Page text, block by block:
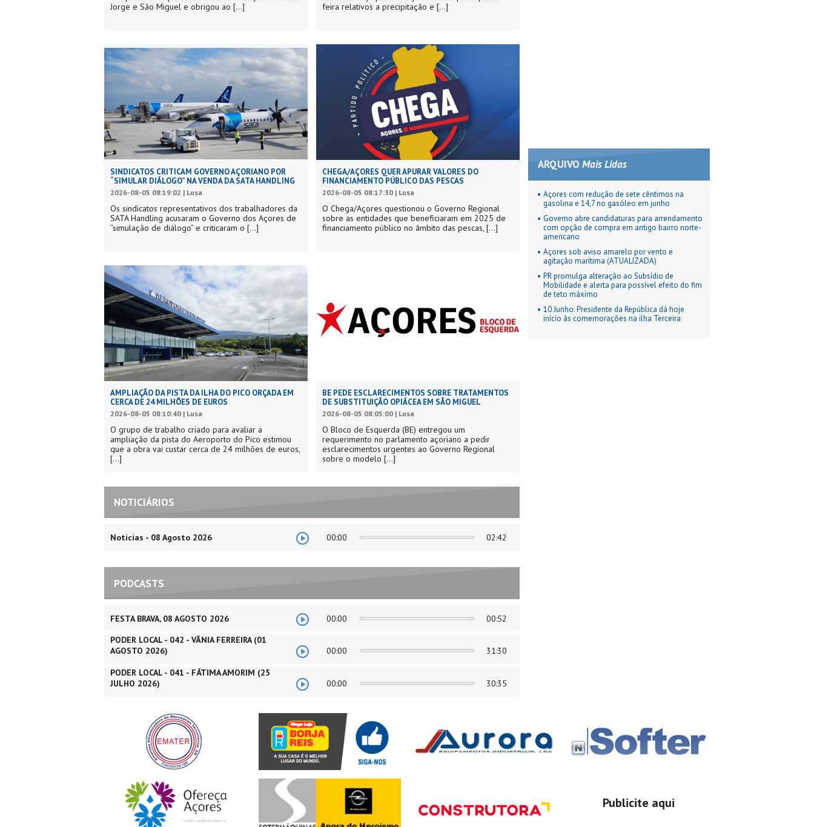
Jorge e São Miguel e obrigou ao [...]
feira relativos a precipitação e [...]
SINDICATOS CRITICAM GOVERNO AÇORIANO POR
“SIMULAR DIÁLOGO” NA VENDA DA SATA HANDLING
2026-08-05 08:19:02 | Lusa
Os sindicatos representativos dos trabalhadores da
SATA Handling acusaram o Governo dos Açores de
“simulação de diálogo” e criticaram o [...]
CHEGA/AÇORES QUER APURAR VALORES DO
FINANCIAMENTO PÚBLICO DAS PESCAS
2026-08-05 08:17:30 | Lusa
O Chega/Açores questionou o Governo Regional
sobre as entidades que beneficiaram em 2025 de
financiamento público no âmbito das pescas, [...]
AMPLIAÇÃO DA PISTA DA ILHA DO PICO ORÇADA EM
CERCA DE 24 MILHÕES DE EUROS
2026-08-05 08:10:40 | Lusa
O grupo de trabalho criado para avaliar a
ampliação da pista do Aeroporto do Pico estimou
que a obra vai custar cerca de 24 milhões de euros,
[...]
BE PEDE ESCLARECIMENTOS SOBRE TRATAMENTOS
DE SUBSTITUIÇÃO OPIÁCEA EM SÃO MIGUEL
2026-08-05 08:05:00 | Lusa
O Bloco de Esquerda (BE) entregou um
requerimento no parlamento açoriano a pedir
esclarecimentos urgentes ao Governo Regional
sobre o modelo [...]
NOTICIÁRIOS
Noticias - 08 Agosto 2026 00:00 02:42
PODCASTS
FESTA BRAVA, 08 AGOSTO 2026 00:00
00:52
PODER LOCAL - 042 - VÂNIA FERREIRA (01
AGOSTO 2026)
00:00
31:30
PODER LOCAL - 041 - FÁTIMA AMORIM (25
JULHO 2026)
00:00 30:35
ARQUIVO Mais Lidas
Açores com redução de sete cêntimos na
gasolina e 14,7 no gasóleo em junho
Governo abre candidaturas para arrendamento
com opção de compra em antigo bairro norte-
americano
Açores sob aviso amarelo por vento e
agitação marítima (ATUALIZADA)
PR promulga alteração ao Subsídio de
Mobilidade e alerta para possível efeito do fim
de teto máximo
10 Junho: Presidente da República dá hoje
início às comemorações na ilha Terceira
Publicite aqui